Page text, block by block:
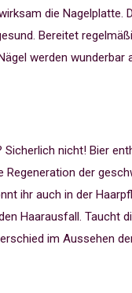
die Nagelplatte.
Bereitet
werden wunderbar
nicht! Bier
Regeneration der
ihr auch in der
Haarausfall. Taucht
im Aussehen